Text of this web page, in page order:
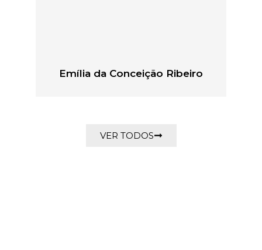
Emília da Conceição Ribeiro
VER TODOS